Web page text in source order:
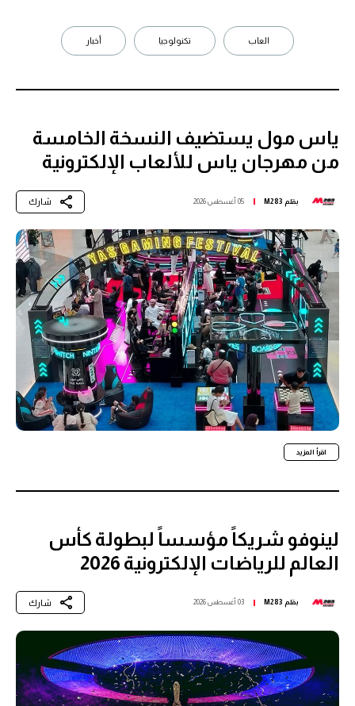
العاب تكنولوجيا أخبار
ياس مول يستضيف النسخة الخامسة
من مهرجان ياس للألعاب الإلكترونية
بقلم M283 05 أغسطس 2026 شارك
اقرأ المزيد
لينوفو شريكاً مؤسساً لبطولة كأس
العالم للرياضات الإلكترونية 2026
بقلم M283 03 أغسطس 2026 شارك